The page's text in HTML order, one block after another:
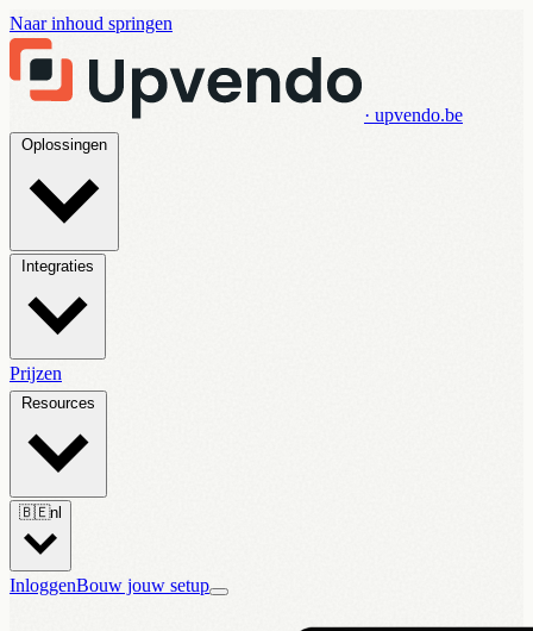
Naar inhoud springen
· upvendo.be
Prijzen
🇧🇪nl
InloggenBouw jouw setup